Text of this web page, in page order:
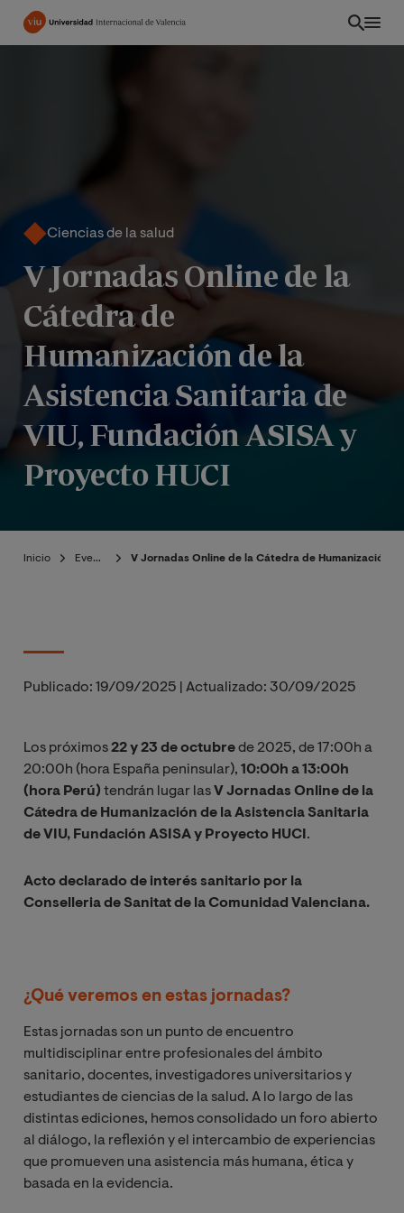
Pasar
Ciencias de la salud
V Jornadas Online de la
Cátedra de
Humanización de la
Asistencia Sanitaria de
VIU, Fundación ASISA y
Proyecto HUCI
Inicio Eventos V Jornadas Online de la Cátedra de Humanización
Publicado: 19/09/2025 Actualizado: 30/09/2025
Los próximos22 y 23 de octubrede 2025, de 17:00h a
20:00h (hora España peninsular), 10:00h a 13:00h
(hora Perú) tendrán lugar lasV Jornadas Online de la
Cátedra de Humanización de la Asistencia Sanitaria
de VIU, Fundación ASISA y Proyecto HUCI .
Acto declarado de interés sanitario por la
Conselleria de Sanitat de la Comunidad Valenciana.
¿Qué veremos en estas jornadas?
Estas jornadas son un punto de encuentro
multidisciplinar entre profesionales del ámbito
sanitario, docentes, investigadores universitarios y
estudiantes de ciencias de la salud. A lo largo de las
distintas ediciones, hemos consolidado un foro abierto
al diálogo, la reflexión y el intercambio de experiencias
que promueven una asistencia más humana, ética y
basada en la evidencia.